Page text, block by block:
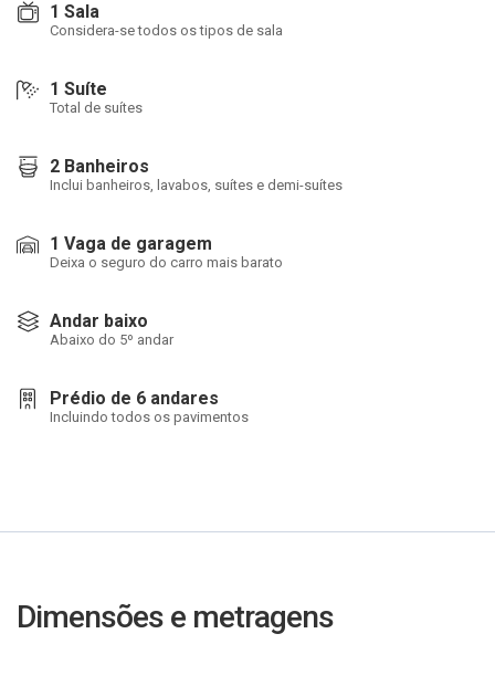
1 Sala
Considera-se todos os tipos de sala
1 Suíte
Total de suítes
2 Banheiros
Inclui banheiros, lavabos, suítes e demi-suítes
1 Vaga de garagem
Deixa o seguro do carro mais barato
Andar baixo
Abaixo do 5º andar
Prédio de 6 andares
Incluindo todos os pavimentos
Dimensões e metragens